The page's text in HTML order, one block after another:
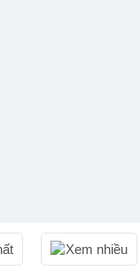
Xem nhiều